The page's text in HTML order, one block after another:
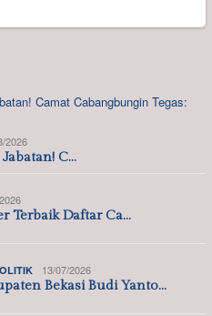
2026
C…
Terbaik Daftar Ca…
13/07/2026
Bekasi Budi Yanto…